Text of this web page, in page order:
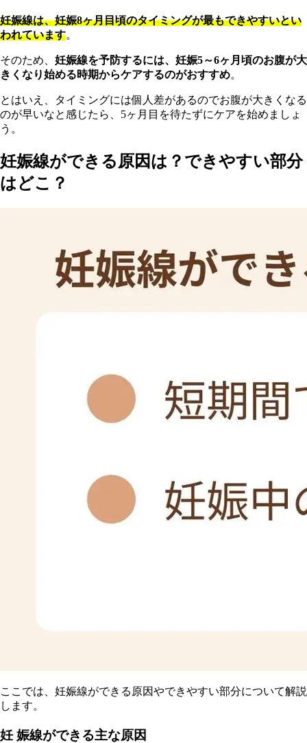
妊娠線は、妊娠8ヶ月目頃のタイミングが最もできやすいとい
われています。
そのため、 妊娠線を予防するには、妊娠5～6ヶ月頃のお腹が大
きくなり始める時期からケアするのがおすすめ。
とはいえ、タイミングには個人差があるのでお腹が大きくなる
のが早いなと感じたら、5ヶ月目を待たずにケアを始めましょ
う。
妊娠線ができる原因は？できやすい部分
はどこ？
ここでは、妊娠線ができる原因やできやすい部分について解説
します。
妊 娠線ができる主な原因